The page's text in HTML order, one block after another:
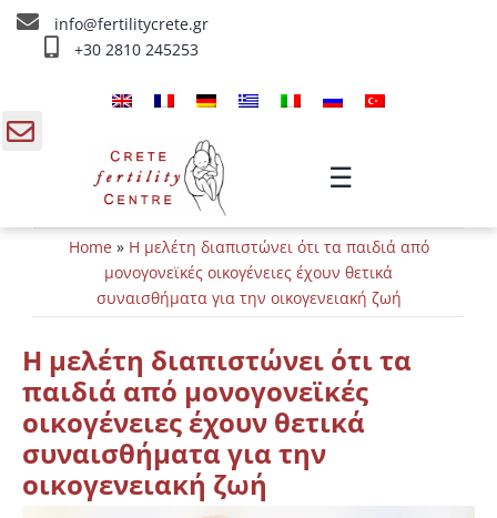
Skip
info@fertilitycrete.gr
+30 2810 245253
☰
Ποιοί είμαστε
Θεραπείες Υπογονιμότητας
Θεραπείες Αναζωογόνησης
Θεραπείες IV
Πληροφορίες
Επικοινωνία
Home» Η μελέτη διαπιστώνει ότι τα παιδιά από
μονογονεϊκές οικογένειες έχουν θετικά
συναισθήματα για την οικογενειακή ζωή
Η μελέτη διαπιστώνει ότι τα
παιδιά από μονογονεϊκές
οικογένειες έχουν θετικά
συναισθήματα για την
οικογενειακή ζωή